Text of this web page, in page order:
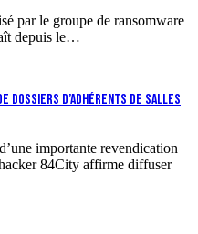
par le groupe de ransomware
depuis le…
dossiers d’adhérents de salles
importante revendication
84City affirme diffuser